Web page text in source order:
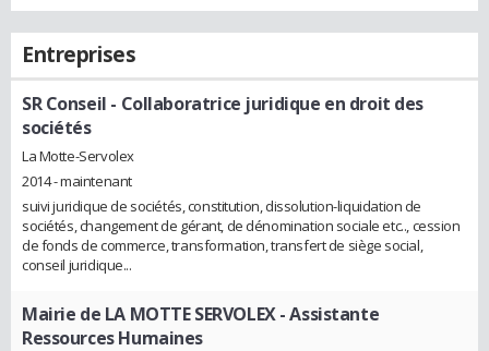
Entreprises
SR Conseil - Collaboratrice juridique en droit des
sociétés
La Motte-Servolex
2014 - maintenant
suivi juridique de sociétés, constitution, dissolution-liquidation de
sociétés, changement de gérant, de dénomination sociale etc.., cession
de fonds de commerce, transformation, transfert de siège social,
conseil juridique...
Mairie de LA MOTTE SERVOLEX- Assistante
Ressources Humaines